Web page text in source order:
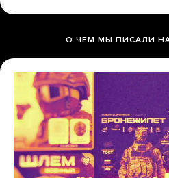
О ЧЕМ МЫ ПИСАЛИ